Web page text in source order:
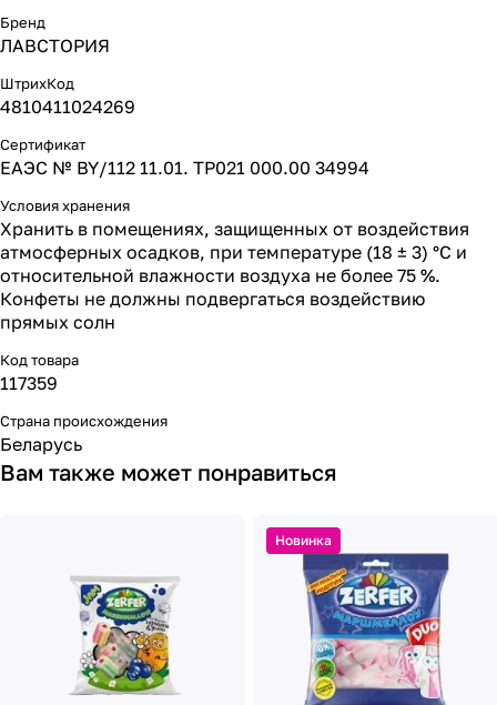
Бренд
ЛАВСТОРИЯ
ШтрихКод
4810411024269
Сертификат
ЕАЭС № BY/112 11.01. ТР021 000.00 34994
Условия хранения
Хранить в помещениях, защищенных от воздействия
атмосферных осадков, при температуре (18 ± 3) °С и
относительной влажности воздуха не более 75 %.
Конфеты не должны подвергаться воздействию
прямых солн
Код товара
117359
Страна происхождения
Беларусь
Вам также может понравиться
Новинка